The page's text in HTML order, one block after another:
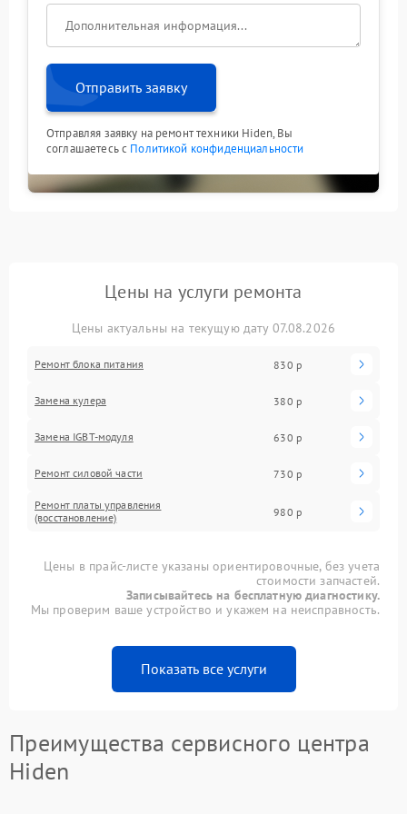
Отправить заявку
Отправляя заявку на ремонт техники Hiden, Вы
соглашаетесь с Политикой конфиденциальности
Цены на услуги ремонта
Цены актуальны на текущую дату 07.08.2026
Ремонт блока питания 830 р
Замена кулера 380 р
Замена IGBT-модуля 630 р
Ремонт силовой части 730 р
Ремонт платы управления
(восстановление)
980 р
Цены в прайс-листе указаны ориентировочные, без учета
стоимости запчастей.
Записывайтесь на бесплатную диагностику.
Мы проверим ваше устройство и укажем на неисправность.
Показать все услуги
Преимущества сервисного центра
Hiden